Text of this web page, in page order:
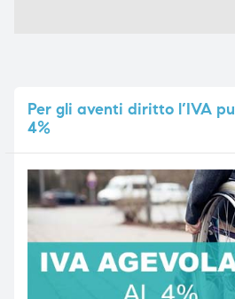
Pergli aventi diritto l’IVA
4%